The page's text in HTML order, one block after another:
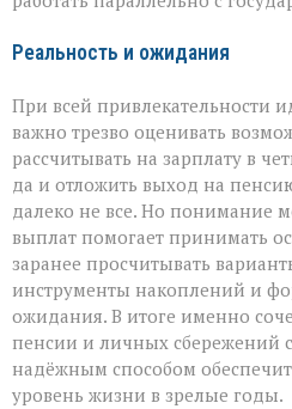
Реальность и ожидания
При всей привлекательности
важно трезво оценивать
рассчитывать на зарплату в
да и отложить выход на
далеко не все. Но понимание
выплат помогает принимать
заранее просчитывать
инструменты накоплений и
ожидания. В итоге именно
пенсии и личных сбережений
надёжным способом
уровень жизни в зрелые годы.